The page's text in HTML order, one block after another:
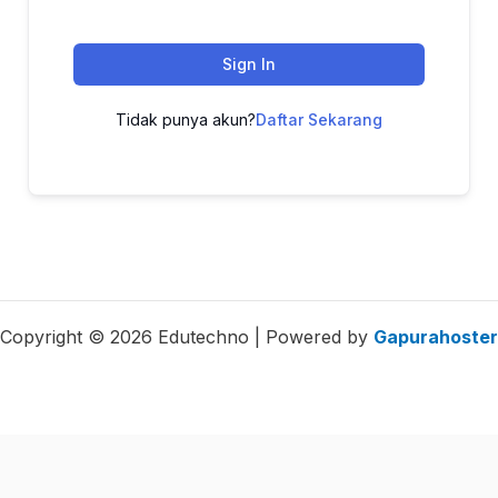
Sign In
Tidak punya akun?Daftar Sekarang
Copyright © 2026 Edutechno | Powered by Gapurahoster